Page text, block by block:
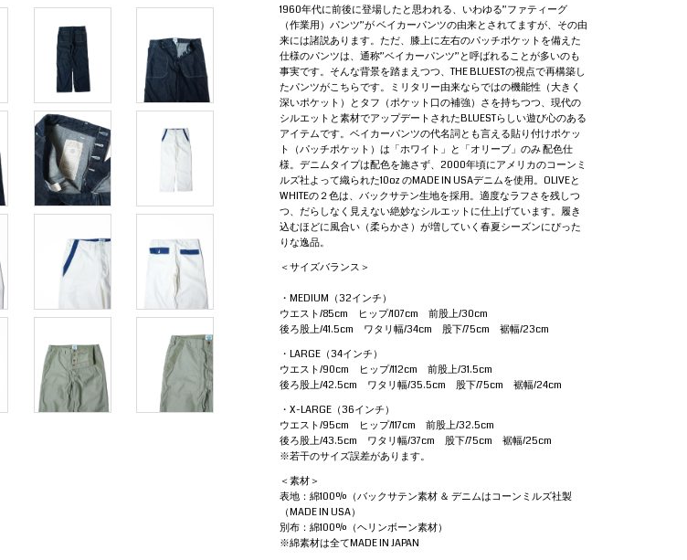
1960年代に前後に登場したと思われる、いわゆる”ファティーグ
（作業用）パンツ”が ベイカーパンツの由来とされてますが、その由
来には諸説あります。ただ、膝上に左右のパッチポケットを備えた
仕様のパンツは、通称”ベイカーパンツ”と呼ばれることが多いのも
事実です。そんな背景を踏まえつつ、THE BLUESTの視点で再構築し
たパンツがこちらです。ミリタリー由来ならではの機能性（大きく
深いポケット）とタフ（ポケット口の補強）さを持ちつつ、現代の
シルエットと素材でアップデートされたBLUESTらしい遊び心のある
アイテムです。ベイカーパンツの代名詞とも言える貼り付けポケッ
ト（パッチポケット）は「ホワイト」と「オリーブ」のみ 配色仕
様。デニムタイプは配色を施さず、2000年頃にアメリカのコーンミ
ルズ社よって織られた10oz のMADE IN USAデニムを使用。OLIVEと
WHITEの２色は、バックサテン生地を採用。適度なラフさを残しつ
つ、だらしなく見えない絶妙なシルエットに仕上げています。履き
込むほどに風合い（柔らかさ）が増していく春夏シーズンにぴった
りな逸品。
＜サイズバランス＞
・MEDIUM（32インチ）
ウエスト/85cm ヒップ/107cm 前股上/30cm
後ろ股上/41.5cm ワタリ幅/34cm 股下/75cm 裾幅/23cm
・LARGE（34インチ）
ウエスト/90cm ヒップ/112cm 前股上/31.5cm
後ろ股上/42.5cm ワタリ幅/35.5cm 股下/75cm 裾幅/24cm
・X-LARGE（36インチ）
ウエスト/95cm ヒップ/117cm 前股上/32.5cm
後ろ股上/43.5cm ワタリ幅/37cm 股下/75cm 裾幅/25cm
※若干のサイズ誤差があります。
＜素材＞
表地：綿100%（バックサテン素材 ＆ デニムはコーンミルズ社製
（MADE IN USA）
別布：綿100%（ヘリンボーン素材）
※綿素材は全てMADE IN JAPAN